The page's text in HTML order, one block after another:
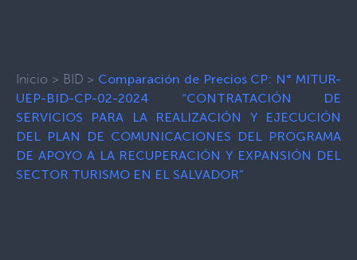
Inicio > BID > Comparación de Precios CP: N° MITUR-
UEP-BID-CP-02-2024 “CONTRATACIÓN DE
SERVICIOS PARA LA REALIZACIÓN Y EJECUCIÓN
DEL PLAN DE COMUNICACIONES DEL PROGRAMA
DE APOYO A LA RECUPERACIÓN Y EXPANSIÓN DEL
SECTOR TURISMO EN EL SALVADOR”